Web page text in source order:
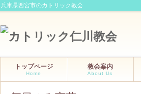
兵庫県西宮市のカトリック教会
トップページ
Home
教会案内
About Us